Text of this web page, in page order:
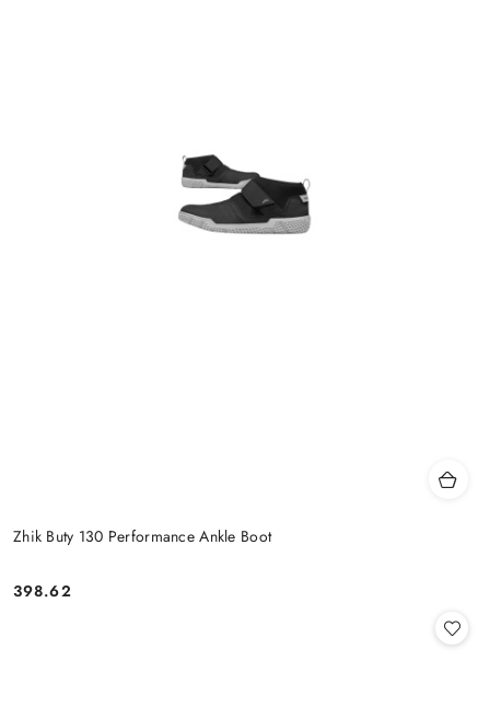
Zhik Buty 130 Performance Ankle Boot
Cena:
398.62